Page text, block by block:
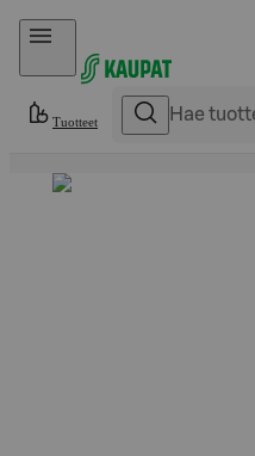
Hyppää sisältöön
Tuotteet